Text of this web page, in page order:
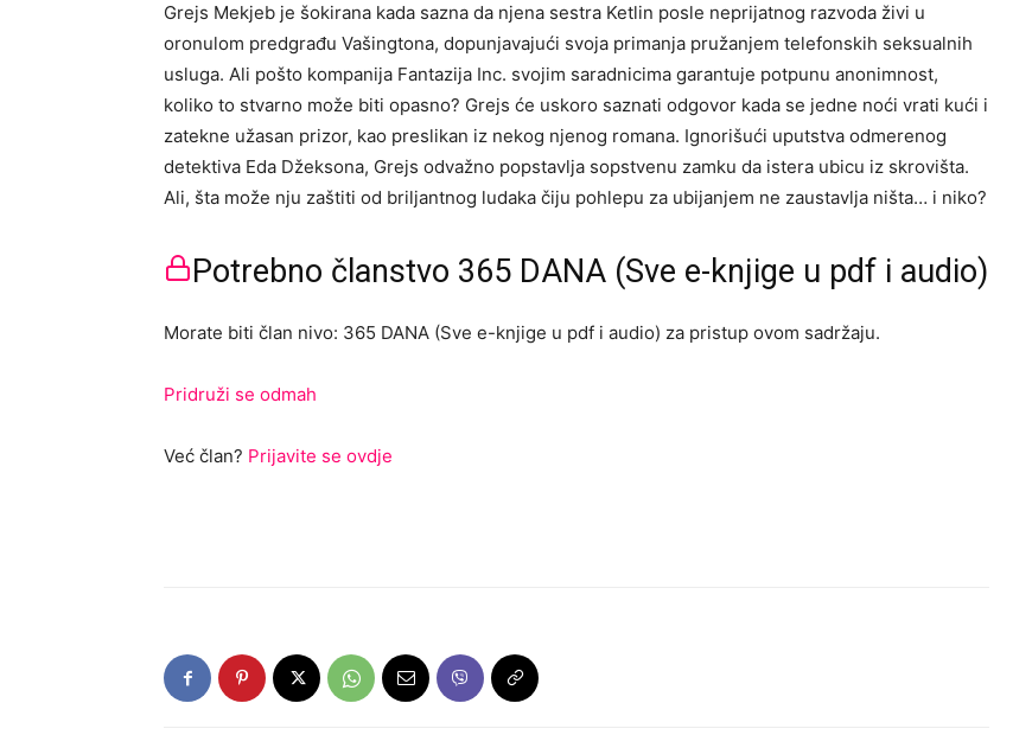
Grejs Mekjeb je šokirana kada sazna da njena sestra Ketlin posle neprijatnog razvoda živi u
oronulom predgrađu Vašingtona, dopunjavajući svoja primanja pružanjem telefonskih seksualnih
usluga. Ali pošto kompanija Fantazija Inc. svojim saradnicima garantuje potpunu anonimnost,
koliko to stvarno može biti opasno? Grejs će uskoro saznati odgovor kada se jedne noći vrati kući i
zatekne užasan prizor, kao preslikan iz nekog njenog romana. Ignorišući uputstva odmerenog
detektiva Eda Džeksona, Grejs odvažno popstavlja sopstvenu zamku da istera ubicu iz skrovišta.
Ali, šta može nju zaštiti od briljantnog ludaka čiju pohlepu za ubijanjem ne zaustavlja ništa… i niko?
Potrebno članstvo 365 DANA (Sve e-knjige u pdf i audio)
Morate biti član nivo: 365 DANA (Sve e-knjige u pdf i audio) za pristup ovom sadržaju.
Pridruži se odmah
Već član? Prijavite se ovdje